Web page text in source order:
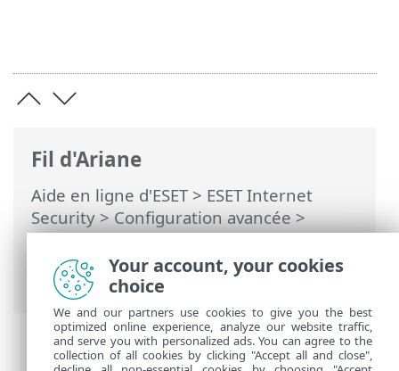
Fil d'Ariane
Aide en ligne d'ESET> ESET Internet
Security>Configuration avancée>
Protections>Contrôle de périphérique>
Protection de la caméra Web> Éditeur
des règles de protection de caméra Web
Your account, your cookies
choice
We and our partners use cookies to give you the best
optimized online experience, analyze our website traffic,
and serve you with personalized ads. You can agree to the
collection of all cookies by clicking "Accept all and close",